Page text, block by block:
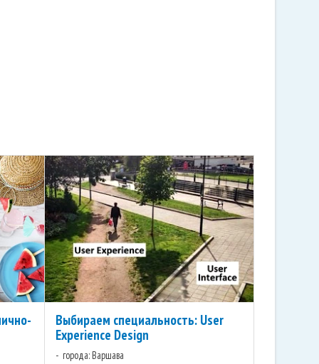
Выбираем специальность: User
Experience Design
города: Варшава